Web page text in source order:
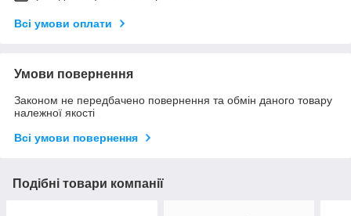
Всі умови оплати
Умови повернення
Законом не передбачено повернення та обмін даного товару
належної якості
Всі умови повернення
Подібні товари компанії